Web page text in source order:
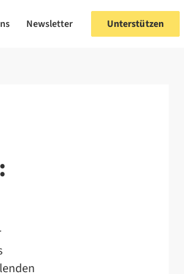
Newsletter Unterstützen